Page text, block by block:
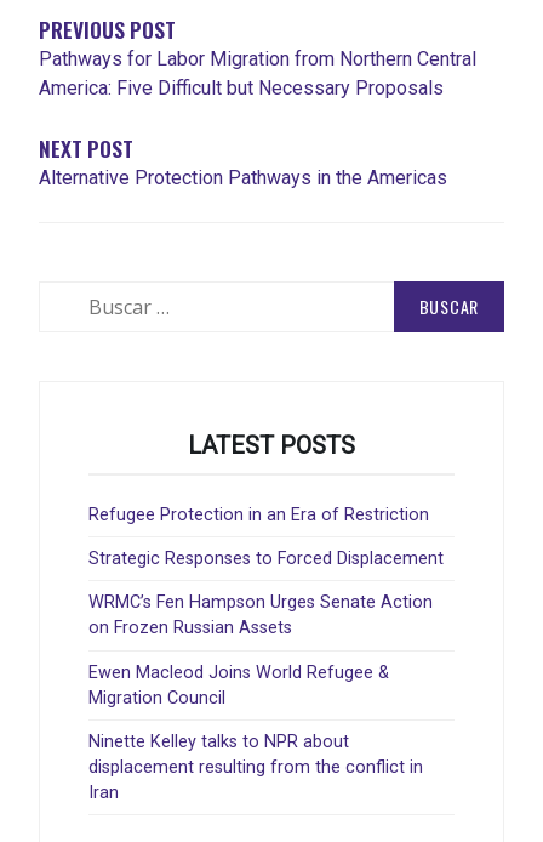
ENTRADAS
PREVIOUS POST
Pathways for Labor Migration from Northern Central
America: Five Difficult but Necessary Proposals
NEXT POST
Alternative Protection Pathways in the Americas
LATEST POSTS
Refugee Protection in an Era of Restriction
Strategic Responses to Forced Displacement
WRMC’s Fen Hampson Urges Senate Action
on Frozen Russian Assets
Ewen Macleod Joins World Refugee &
Migration Council
Ninette Kelley talks to NPR about
displacement resulting from the conflict in
Iran